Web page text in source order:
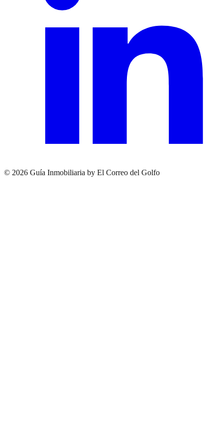
© 2026 Guía Inmobiliaria by El Correo del Golfo